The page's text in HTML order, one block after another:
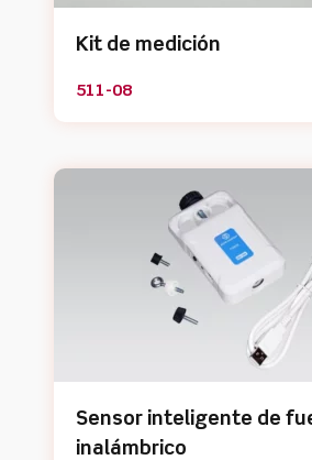
Kit de medición
511-08
Sensor inteligente de
inalámbrico